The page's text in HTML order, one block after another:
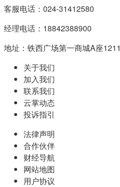
客服电话：024-31412580
经理电话：18842388900
地址：铁西广场第一商城A座1211
关于我们
加入我们
联系我们
云掌动态
投诉指引
法律声明
合作伙伴
财经导航
网站地图
用户协议